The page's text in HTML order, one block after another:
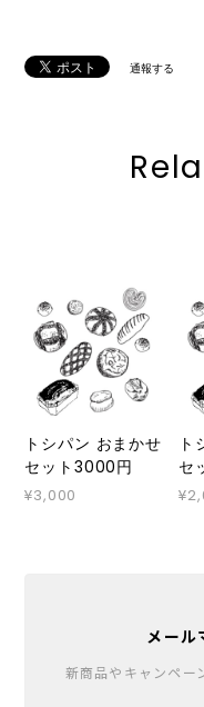
通報する
トシパン おまかせ
セット3000円
¥3,000
ト
セ
メール
新商品やキャンペー